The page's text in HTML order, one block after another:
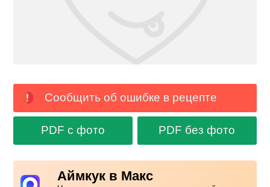
Сообщить об ошибке в рецепте
PDF с фото PDF без фото
Аймкук в Макс